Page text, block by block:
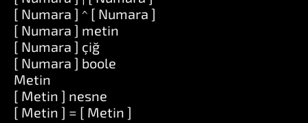
[ Numara ] ^ [ Numara ]
[ Numara ] metin
[ Numara ] çiğ
[ Numara ] boole
Metin
[ Metin ] nesne
[ Metin ] = [ Metin ]